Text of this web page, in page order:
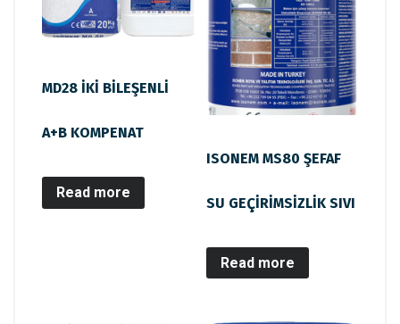
MD28 İKİ BİLEŞENLİ
A+B KOMPENAT
Read more
ISONEM MS80 ŞEFAF
SU GEÇİRİMSİZLİK SIVI
Read more